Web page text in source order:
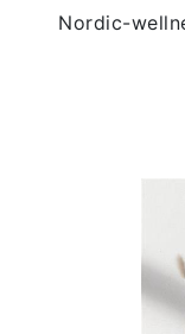
Nordic-